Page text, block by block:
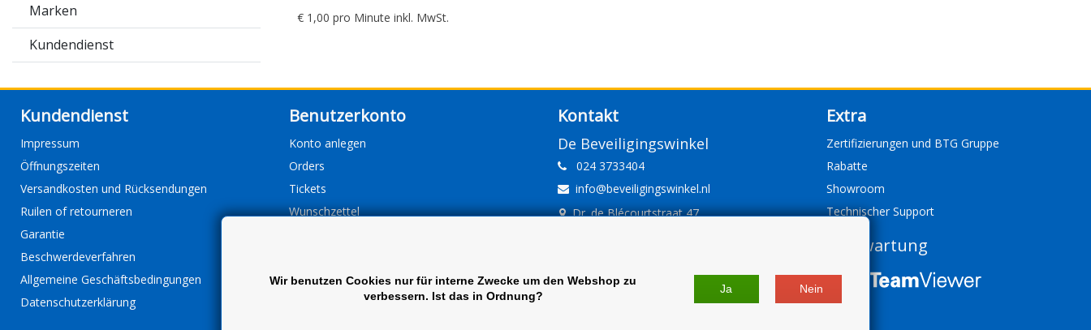
Marken
Kundendienst
€ 1,00 pro Minute inkl. MwSt.
Kundendienst
Impressum
Öffnungszeiten
Versandkosten und Rücksendungen
Ruilen of retourneren
Garantie
Beschwerdeverfahren
Allgemeine Geschäftsbedingungen
Datenschutzerklärung
Benutzerkonto
Konto anlegen
Orders
Tickets
Wunschzettel
Kontakt
De Beveiligingswinkel
024 3733404
info@beveiligingswinkel.nl
Dr. de Blécourtstraat 47
KvK: 09.16.10.01
Extra
Zertifizierungen und BTG Gruppe
Rabatte
Showroom
Technischer Support
Fernwartung
Wir benutzen Cookies nur für interne Zwecke um den Webshop zu
verbessern. Ist das in Ordnung?
Ja Nein